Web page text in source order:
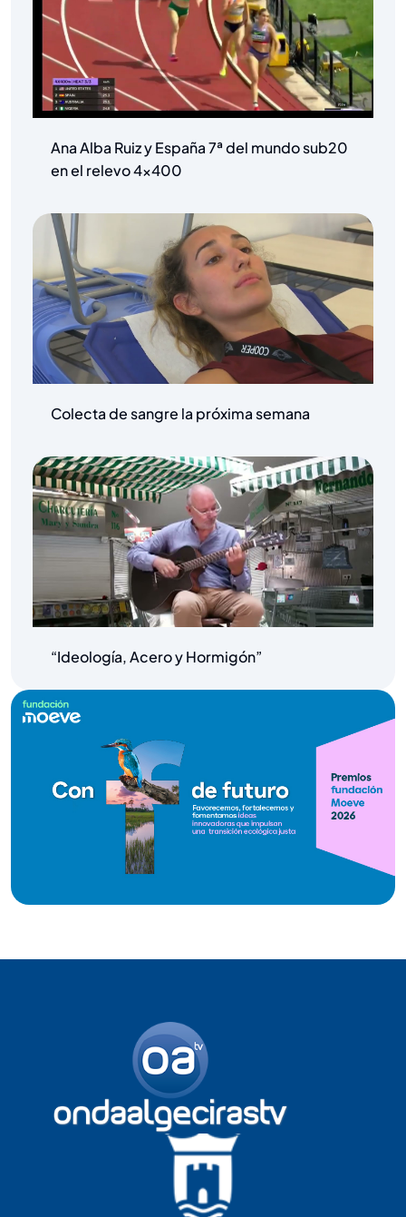
Ana Alba Ruiz y España 7ª del mundo sub20
en el relevo 4×400
Colecta de sangre la próxima semana
“Ideología, Acero y Hormigón”